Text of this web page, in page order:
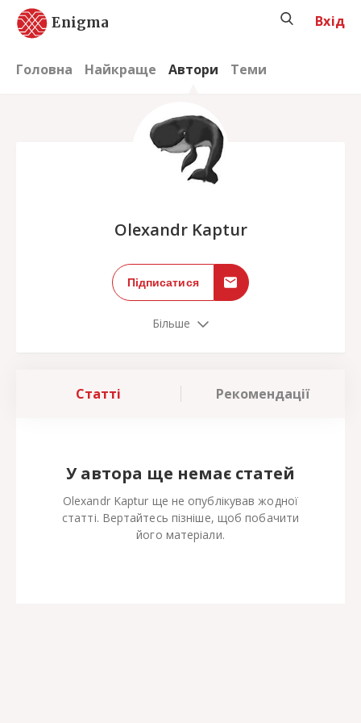
Enigma
Головна Найкраще Автори Теми
Вхід
Olexandr Kaptur
Підписатися
Більше
Статті Рекомендації
У автора ще немає статей
Olexandr Kaptur ще не опублікував жодної
статті. Вертайтесь пізніше, щоб побачити
його матеріали.